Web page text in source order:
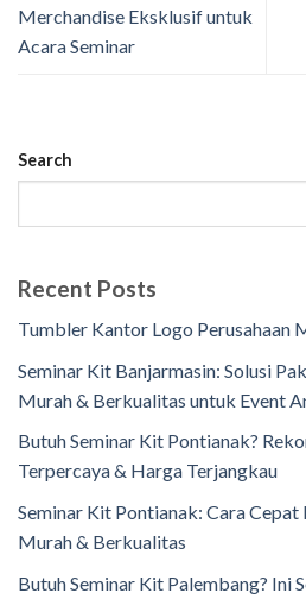
Merchandise Eksklusif untuk
Acara Seminar
Search
Recent Posts
Tumbler Kantor Logo Perusahaan
Seminar Kit Banjarmasin: Solusi
Murah & Berkualitas untuk Event
Butuh Seminar Kit Pontianak?
Terpercaya & Harga Terjangkau
Seminar Kit Pontianak: Cara
Murah & Berkualitas
Butuh Seminar Kit Palembang? Ini